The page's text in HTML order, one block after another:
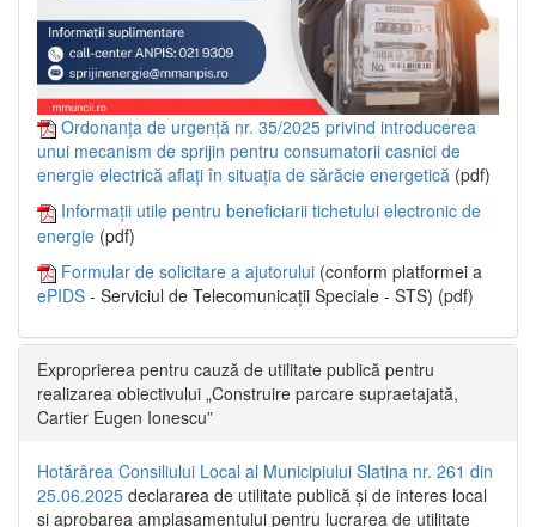
Ordonanța de urgență nr. 35/2025 privind introducerea
unui mecanism de sprijin pentru consumatorii casnici de
energie electrică aflați în situația de sărăcie energetică (pdf)
Informații utile pentru beneficiarii tichetului electronic de
energie (pdf)
Formular de solicitare a ajutorului (conform platformei a
ePIDS - Serviciul de Telecomunicații Speciale - STS) (pdf)
Exproprierea pentru cauză de utilitate publică pentru
realizarea obiectivului „Construire parcare supraetajată,
Cartier Eugen Ionescu”
Hotărârea Consiliului Local al Municipiului Slatina nr. 261 din
25.06.2025 declararea de utilitate publică și de interes local
și aprobarea amplasamentului pentru lucrarea de utilitate